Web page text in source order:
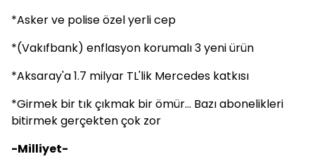
*Asker ve polise özel yerli cep
*(Vakıfbank) enflasyon korumalı 3 yeni ürün
*Aksaray'a 1.7 milyar TL'lik Mercedes katkısı
*Girmek bir tık çıkmak bir ömür... Bazı abonelikleri
bitirmek gerçekten çok zor
-Milliyet-